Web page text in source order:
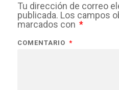
Tu dirección de correo
publicada. Los campos
marcados con *
COMENTARIO *